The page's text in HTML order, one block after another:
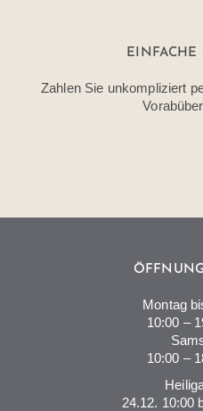
Zahlen Sie unkompliziert
Montag
10:00 –
10:00 –
24.12. 10:00